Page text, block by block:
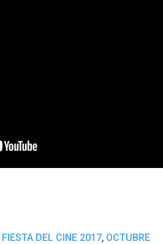
FIESTA DEL CINE 2017, OCTUBRE